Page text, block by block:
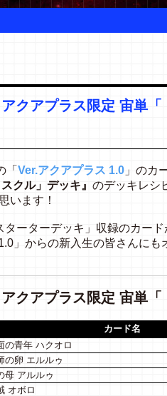
アクアプラス限定 宙単
「 Ver.アクアプラス 1.0 」のカ
クル」デッキ』 のデッキレシ
います！
ターターデッキ」収録のカー
」からの新入生の皆さんに
アクアプラス限定 宙単
カード名
の青年 ハクオロ
の卵 エルルゥ
母 アルルゥ
オボロ